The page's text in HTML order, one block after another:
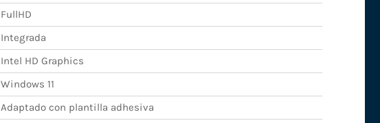
FullHD
Integrada
Intel HD Graphics
Windows 11
Adaptado con plantilla adhesiva